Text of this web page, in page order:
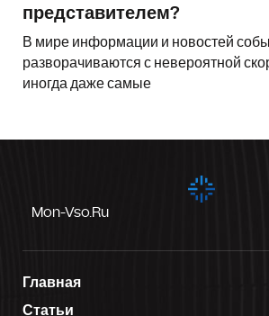
представителем?
В мире информации и новостей
разворачиваются с невероятной
иногда даже самые
Mon-Vso.ru
Главная
Статьи